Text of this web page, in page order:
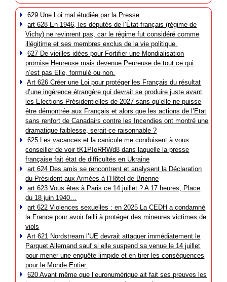
629 Une Loi mal étudiée par la Presse
art 628 En 1946, les députés de l’État français (régime de
Vichy) ne revinrent pas, car le régime fut considéré comme
illégitime et ses membres exclus de la vie politique.
627 De vieilles idées pour Fortifier une Mondialisation
promise Heureuse mais devenue Peureuse de tout ce qui
n’est pas Elle, formulé ou non.
Art 626 Créer une Loi pour protéger les Français du résultat
d’une ingérence étrangère qui devrait se produire juste avant
les Elections Présidentielles de 2027 sans qu’elle ne puisse
être démontrée aux Français et alors que les actions de l’Etat
sans renfort de Canadairs contre les Incendies ont montré une
dramatique faiblesse, serait-ce raisonnable ?
625 Les vacances et la canicule me conduisent à vous
conseiller de voir tK1PIoRRWd8 dans laquelle la presse
française fait état de difficultés en Ukraine
art 624 Des amis se rencontrent et analysent la Déclaration
du Président aux Armées à l’Hôtel de Brienne
art 623 Vous êtes à Paris ce 14 juillet ? A 17 heures, Place
du 18 juin 1940…
art 622 Violences sexuelles : en 2025 La CEDH a condamné
la France pour avoir failli à protéger des mineures victimes de
viols
Art 621 Nordstream l’UE devrait attaquer immédiatement le
Parquet Allemand sauf si elle suspend sa venue le 14 juillet
pour mener une enquête limpide et en tirer les conséquences
pour le Monde Entier.
620 Avant même que l’euronumérique ait fait ses preuves les